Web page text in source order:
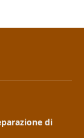
di